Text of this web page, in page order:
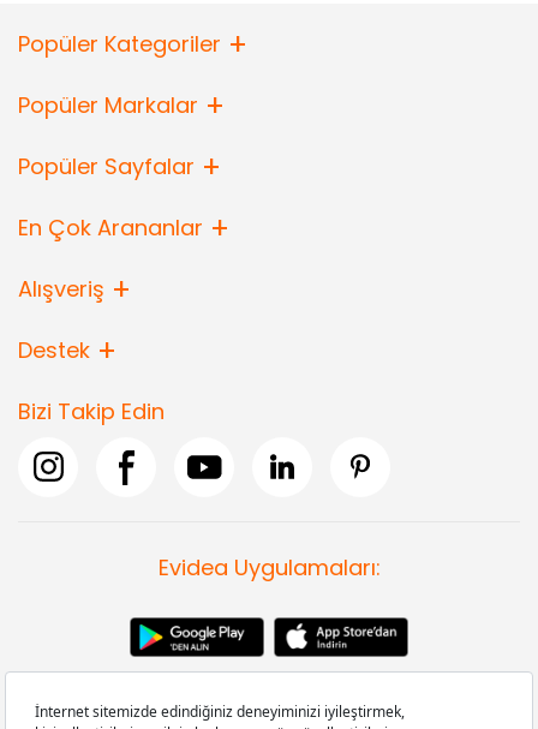
Popüler Kategoriler
Popüler Markalar
Popüler Sayfalar
En Çok Arananlar
Alışveriş
Destek
Bizi Takip Edin
Evidea Uygulamaları: